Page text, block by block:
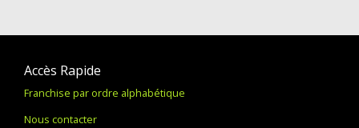
Accès Rapide
Franchise par ordre alphabétique
Nous contacter